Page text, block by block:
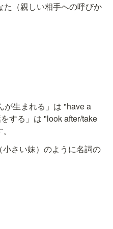
た（親しい相手への呼びか
が生まれる」は "have a
する」は "look after/take
さい妹）のように名詞の